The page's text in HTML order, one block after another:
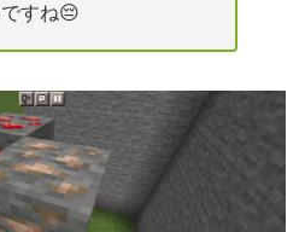
すね😔